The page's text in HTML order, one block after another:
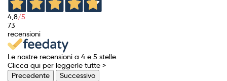
4,8/5
73
recensioni
Le nostre recensioni a 4 e 5 stelle.
Clicca qui per leggerle tutte >
Precedente
Successivo